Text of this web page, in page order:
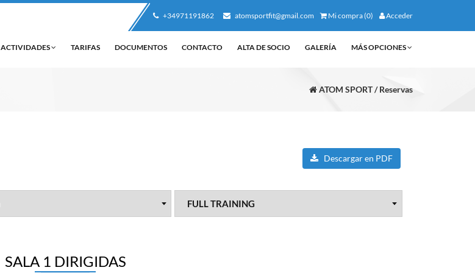
+34971191862 atomsportfit@gmail.com Mi compra (0) Acceder
ACTIVIDADES TARIFAS DOCUMENTOS CONTACTO ALTA DE SOCIO GALERÍA MÁS OPCIONES
ATOM SPORT / Reservas
Descargar en PDF
SALA 1 DIRIGIDAS